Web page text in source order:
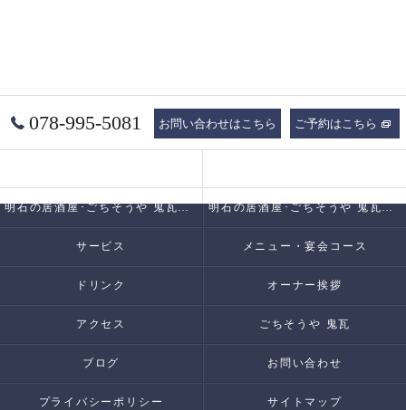
078-995-5081 お問い合わせはこちら ご予約はこちら
明石の居酒屋･ごちそうや 鬼瓦の評判 明石の居酒屋･ごちそうや 鬼瓦のお客様の声
サービス メニュー・宴会コース
ドリンク オーナー挨拶
アクセス ごちそうや 鬼瓦
ブログ お問い合わせ
プライバシーポリシー サイトマップ